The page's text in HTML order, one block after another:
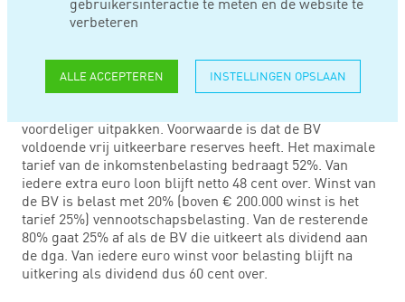
gebruikersinteractie te meten en de website te
verbeteren
ALLE ACCEPTEREN INSTELLINGEN OPSLAAN
KEREN
Denk eens aan het uitkeren van dividend door de BV in
voordeliger uitpakken. Voorwaarde is dat de BV
voldoende vrij uitkeerbare reserves heeft. Het maximale
tarief van de inkomstenbelasting bedraagt 52%. Van
iedere extra euro loon blijft netto 48 cent over. Winst van
de BV is belast met 20% (boven € 200.000 winst is het
tarief 25%) vennootschapsbelasting. Van de resterende
80% gaat 25% af als de BV die uitkeert als dividend aan
de dga. Van iedere euro winst voor belasting blijft na
uitkering als dividend dus 60 cent over.